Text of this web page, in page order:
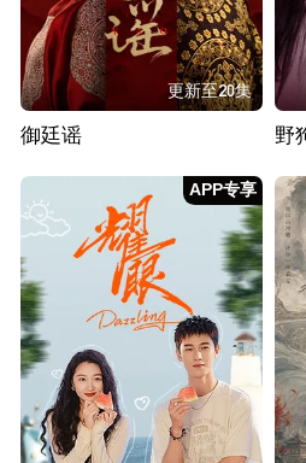
更新至20集
御廷谣 野
APP专享